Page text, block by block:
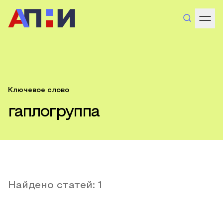
Ключевое слово
гаплогруппа
Найдено статей: 1